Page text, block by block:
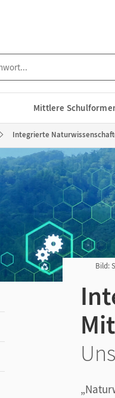
Mittlere
Integrierte
Bild: